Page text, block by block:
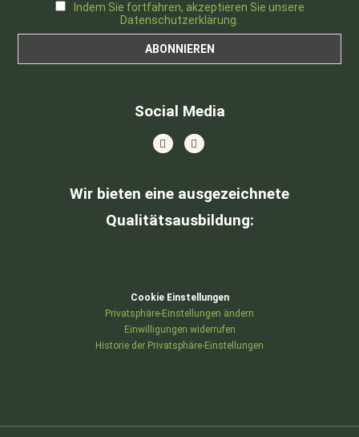
Indem Sie fortfahren, akzeptieren Sie unsere
Datenschutzerklärung.
Social Media
Wir bieten eine ausgezeichnete
Qualitätsausbildung:
Cookie Einstellungen
Privatsphäre-Einstellungen ändern
Einwilligungen widerrufen
Historie der Privatsphäre-Einstellungen